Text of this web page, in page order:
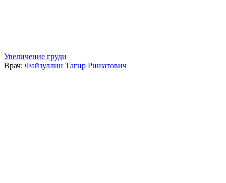
Увеличение груди
Врач: Файзуллин Тагир Ришатович